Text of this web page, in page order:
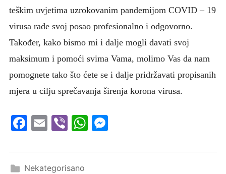
teškim uvjetima uzrokovanim pandemijom COVID – 19
virusa rade svoj posao profesionalno i odgovorno.
Također, kako bismo mi i dalje mogli davati svoj
maksimum i pomoći svima Vama, molimo Vas da nam
pomognete tako što ćete se i dalje pridržavati propisanih
mjera u cilju sprečavanja širenja korona virusa.
Facebook
EmailViberWhatsApp
Nekategorisano